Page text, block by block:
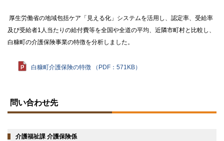
る
厚生労働省の地域包括ケア「見える化」システムを活用し、認定率、受給率
及び受給者1人当たりの給付費等を全国や全道の平均、近隣市町村と比較し、
白糠町の介護保険事業の特徴を分析しました。
白糠町介護保険の特徴 （PDF：571KB）
ッ問い合わせ先
介護福祉課 介護保険係